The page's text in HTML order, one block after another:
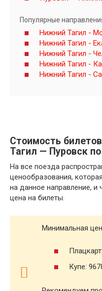
Популярные
Нижний Тагил -
Нижний Тагил -
Нижний Тагил -
Нижний Тагил -
Нижний Тагил -
Стоимость
Тагил — Пуровск
На все поезда
ценообразования,
на данное направление,
цена на билеты.
Минимальная
Купе: